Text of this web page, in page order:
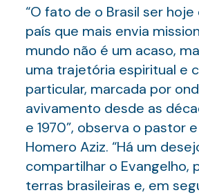
“O fato de o Brasil ser
país que mais envia
mundo não é um acaso,
uma trajetória espiritual e
particular, marcada por
avivamento desde as
e 1970”, observa o pastor
Homero Aziz. “Há um
compartilhar o Evangelho,
terras brasileiras e, em